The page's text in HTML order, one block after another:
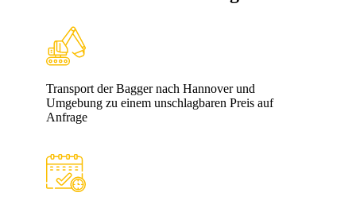
Transport der Bagger nach Hannover und
Umgebung zu einem unschlagbaren Preis auf
Anfrage